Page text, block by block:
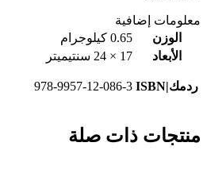
معلومات إضافية
الوزن
0.65 كيلوجرام
الأبعاد
17 × 24 سنتيميتر
ردمك|ISBN 978-9957-12-086-3
منتجات ذات صلة